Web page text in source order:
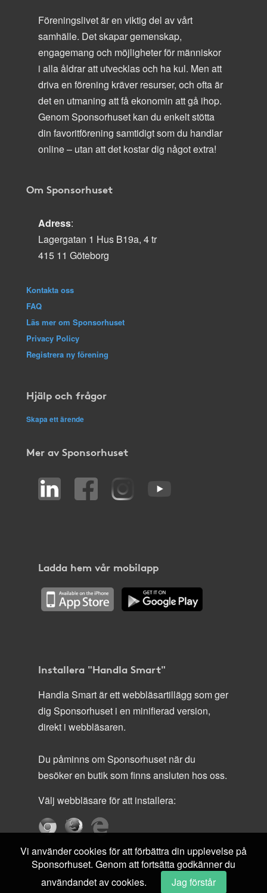
Föreningslivet är en viktig del av vårt
samhälle. Det skapar gemenskap,
engagemang och möjligheter för människor
i alla åldrar att utvecklas och ha kul. Men att
driva en förening kräver resurser, och ofta är
det en utmaning att få ekonomin att gå ihop.
Genom Sponsorhuset kan du enkelt stötta
din favoritförening samtidigt som du handlar
online – utan att det kostar dig något extra!
Om Sponsorhuset
Adress:
Lagergatan 1 Hus B19a, 4 tr
415 11 Göteborg
Kontakta oss
FAQ
Läs mer om Sponsorhuset
Privacy Policy
Registrera ny förening
Hjälp och frågor
Skapa ett ärende
Mer av Sponsorhuset
Ladda hem vår mobilapp
Installera "Handla Smart"
Handla Smart är ett webbläsartillägg som ger
dig Sponsorhuset i en minifierad version,
direkt i webbläsaren.
Du påminns om Sponsorhuset när du
besöker en butik som finns ansluten hos oss.
Välj webbläsare för att installera:
Vi använder cookies för att förbättra din upplevelse på
Sponsorhuset. Genom att fortsätta godkänner du
användandet av cookies.
Jag förstår